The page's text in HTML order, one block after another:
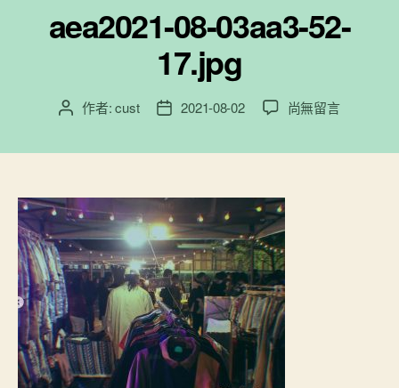
aea2021-08-03aa3-52-
17.jpg
文 作者:cust
文
期
2021-08-02
在
尚無留言